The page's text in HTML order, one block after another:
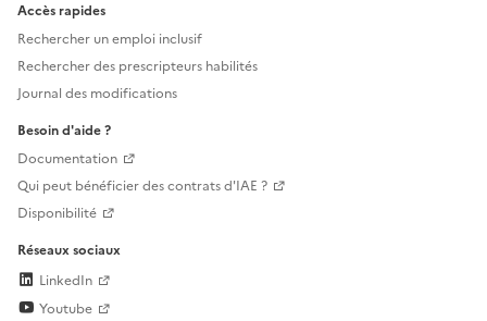
Accès rapides
Rechercher un emploi inclusif
Rechercher des prescripteurs habilités
Journal des modifications
Besoin d'aide ?
Documentation
Qui peut bénéficier des contrats d'IAE ?
Disponibilité
Réseaux sociaux
LinkedIn
Youtube